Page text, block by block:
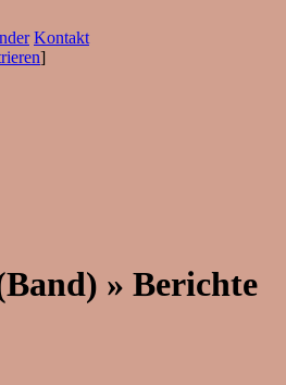
Kontakt
]
» Berichte